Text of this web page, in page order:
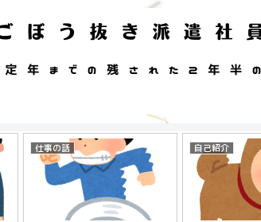
仕事の話 自己紹介